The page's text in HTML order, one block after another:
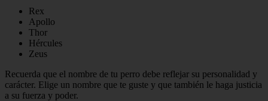
Rex
Apollo
Thor
Hércules
Zeus
Recuerda que el nombre de tu perro debe reflejar su personalidad y
carácter. Elige un nombre que te guste y que también le haga justicia
a su fuerza y poder.